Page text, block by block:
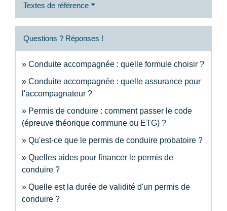
Textes de référence
Questions ? Réponses !
Conduite accompagnée : quelle formule choisir ?
Conduite accompagnée : quelle assurance pour
l'accompagnateur ?
Permis de conduire : comment passer le code
(épreuve théorique commune ou ETG) ?
Qu'est-ce que le permis de conduire probatoire ?
Quelles aides pour financer le permis de
conduire ?
Quelle est la durée de validité d'un permis de
conduire ?